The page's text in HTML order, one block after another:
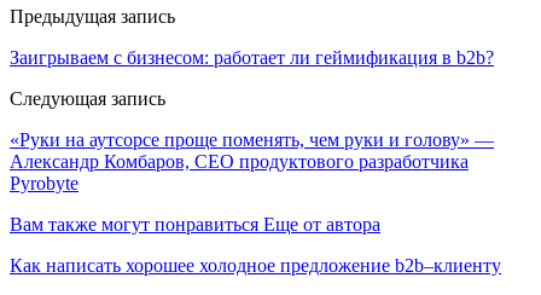
Предыдущая запись
Заигрываем с бизнесом: работает ли геймификация в b2b?
Следующая запись
«Руки на аутсорсе проще поменять, чем руки и голову» —
Александр Комбаров, СЕО продуктового разработчика
Pyrobyte
Вам также могут понравиться Еще от автора
Как написать хорошее холодное предложение b2b–клиенту